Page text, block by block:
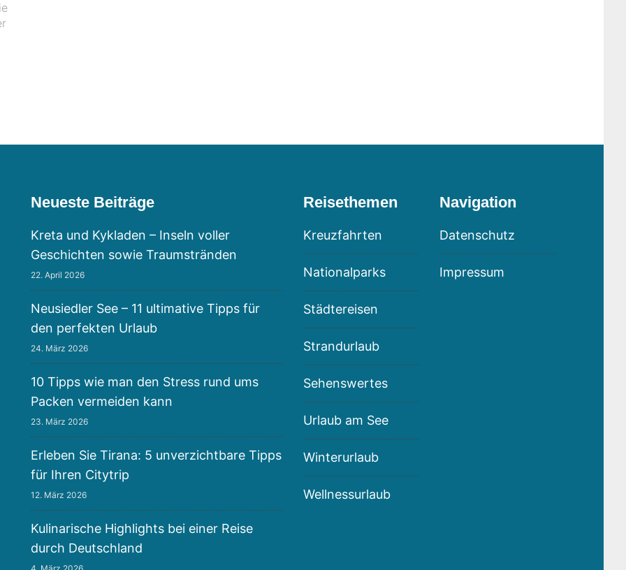
Neueste Beiträge
Kreta und Kykladen – Inseln voller
Geschichten sowie Traumstränden
22. April 2026
Neusiedler See – 11 ultimative Tipps für
den perfekten Urlaub
24. März 2026
10 Tipps wie man den Stress rund ums
Packen vermeiden kann
23. März 2026
Erleben Sie Tirana: 5 unverzichtbare Tipps
für Ihren Citytrip
12. März 2026
Kulinarische Highlights bei einer Reise
durch Deutschland
Reisethemen
Kreuzfahrten
Nationalparks
Städtereisen
Strandurlaub
Sehenswertes
Urlaub am See
Winterurlaub
Wellnessurlaub
Navigation
Datenschutz
Impressum